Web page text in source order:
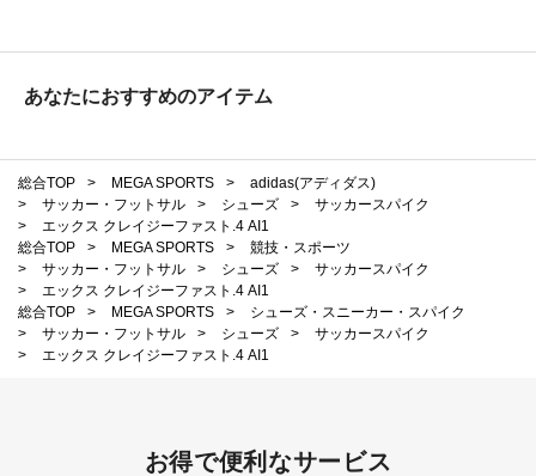
あなたにおすすめのアイテム
総合TOP > MEGA SPORTS >
adidas(アディダス)
>
サッカー・フットサル > シューズ >
サッカースパイク
>
エックス クレイジーファスト.4 AI1
総合TOP
> MEGA SPORTS >
競技・スポーツ
>
サッカー・フットサル > シューズ >
サッカースパイク
>
エックス クレイジーファスト.4 AI1
総合TOP
> MEGA SPORTS >
シューズ・スニーカー・スパイク
>
サッカー・フットサル > シューズ >
サッカースパイク
>
エックス クレイジーファスト.4 AI1
お得で便利なサービス